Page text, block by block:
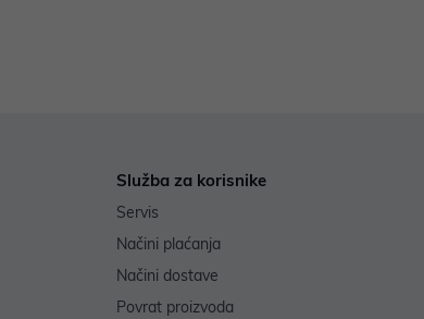
Služba za korisnike
Servis
Načini plaćanja
Načini dostave
Povrat proizvoda